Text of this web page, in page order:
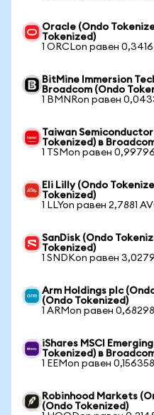
Oracle (Ondo
Tokenized)
1 ORCLon равен
BitMine Immersion
Broadcom (Ondo
1 BMNRon равен
Taiwan
Tokenized) в
1 TSMon равен
Eli Lilly (Ondo
Tokenized)
1 LLYon равен 2,7881
SanDisk (Ondo
Tokenized)
1 SNDKon равен
Arm Holdings plc
(Ondo Tokenized)
1 ARMon равен
iShares MSCI
Tokenized) в
1 EEMon равен
Robinhood Markets
(Ondo Tokenized)